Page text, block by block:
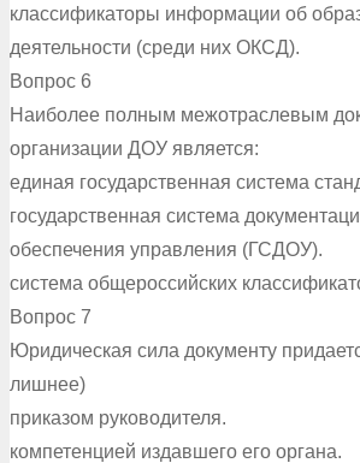
классификаторы информации об
деятельности (среди них ОКСД).
Вопрос 6
Наиболее полным межотраслевым
организации ДОУ является:
единая государственная система
государственная система
обеспечения управления (ГСДОУ).
система общероссийских
Вопрос 7
Юридическая сила документу
лишнее)
приказом руководителя.
компетенцией издавшего его органа.